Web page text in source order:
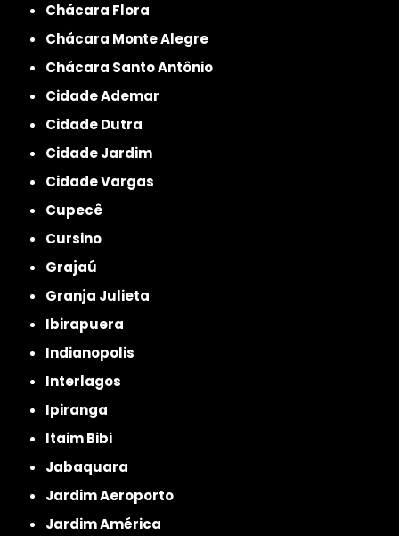
Chácara Flora
Chácara Monte Alegre
Chácara Santo Antônio
Cidade Ademar
Cidade Dutra
Cidade Jardim
Cidade Vargas
Cupecê
Cursino
Grajaú
Granja Julieta
Ibirapuera
Indianopolis
Interlagos
Ipiranga
Itaim Bibi
Jabaquara
Jardim Aeroporto
Jardim América